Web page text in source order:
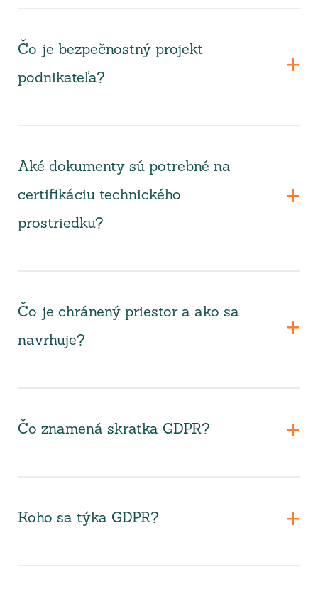
Čo je bezpečnostný projekt
podnikateľa?
Aké dokumenty sú potrebné na
certifikáciu technického
prostriedku?
Čo je chránený priestor a ako sa
navrhuje?
Čo znamená skratka GDPR?
Koho sa týka GDPR?